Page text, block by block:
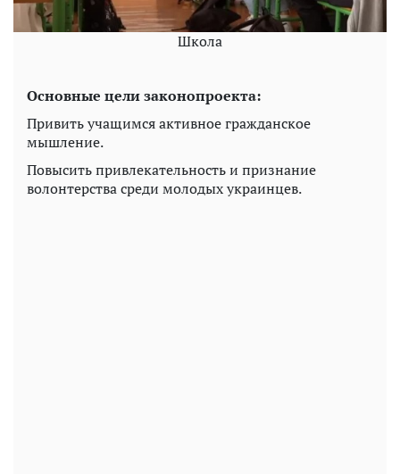
Школа
Основные цели законопроекта:
Привить учащимся активное гражданское
мышление.
Повысить привлекательность и признание
волонтерства среди молодых украинцев.